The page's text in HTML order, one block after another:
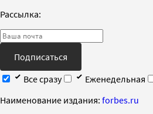
Рассылка:
Подписаться
Все сразу
Еженедельная
Наименование издания: forbes.ru